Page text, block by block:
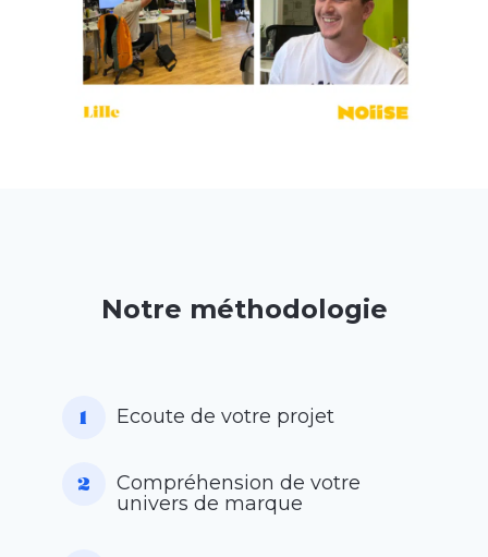
Notre méthodologie
Ecoute de votre projet
Compréhension de votre
univers de marque